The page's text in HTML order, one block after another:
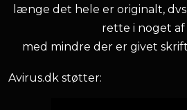
længe det hele er originalt,
rette i noget af
med mindre der er givet
Avirus.dk støtter: